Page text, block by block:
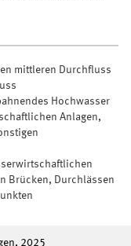
mittleren Durchfluss
Hochwasser
Anlagen,
Brücken, Durchlässen
2025